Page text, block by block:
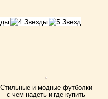
Стильные и модные футболки
с чем надеть и где купить